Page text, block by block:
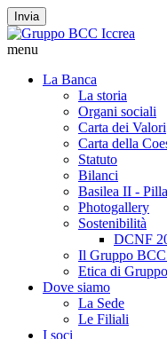
Invia
menu
La Banca
La storia
Organi sociali
Carta dei Valori
Carta della
Statuto
Bilanci
Basilea II -
Photogallery
Sostenibilità
DCNF
Il Gruppo BCC
Etica di
Dove siamo
La Sede
Le Filiali
I soci